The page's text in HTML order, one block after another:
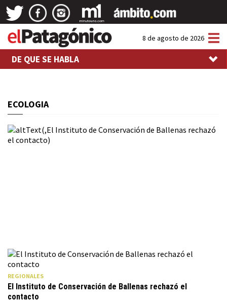
8 de agosto de 2026
DE QUE SE HABLA
ECOLOGIA
REGIONALES
El Instituto de Conservación de Ballenas rechazó el
contacto